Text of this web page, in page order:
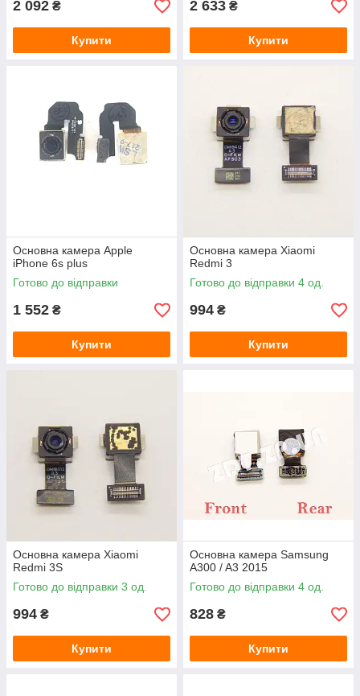
2 092 ₴
Купити
2 633 ₴
Купити
Основна камера Apple
iPhone 6s plus
Готово до відправки
1 552 ₴
Купити
Основна камера Xiaomi
Redmi 3
Готово до відправки 4 од.
994 ₴
Купити
Основна камера Xiaomi
Redmi 3S
Готово до відправки 3 од.
994 ₴
Купити
Основна камера Samsung
A300 / A3 2015
Готово до відправки 4 од.
828 ₴
Купити